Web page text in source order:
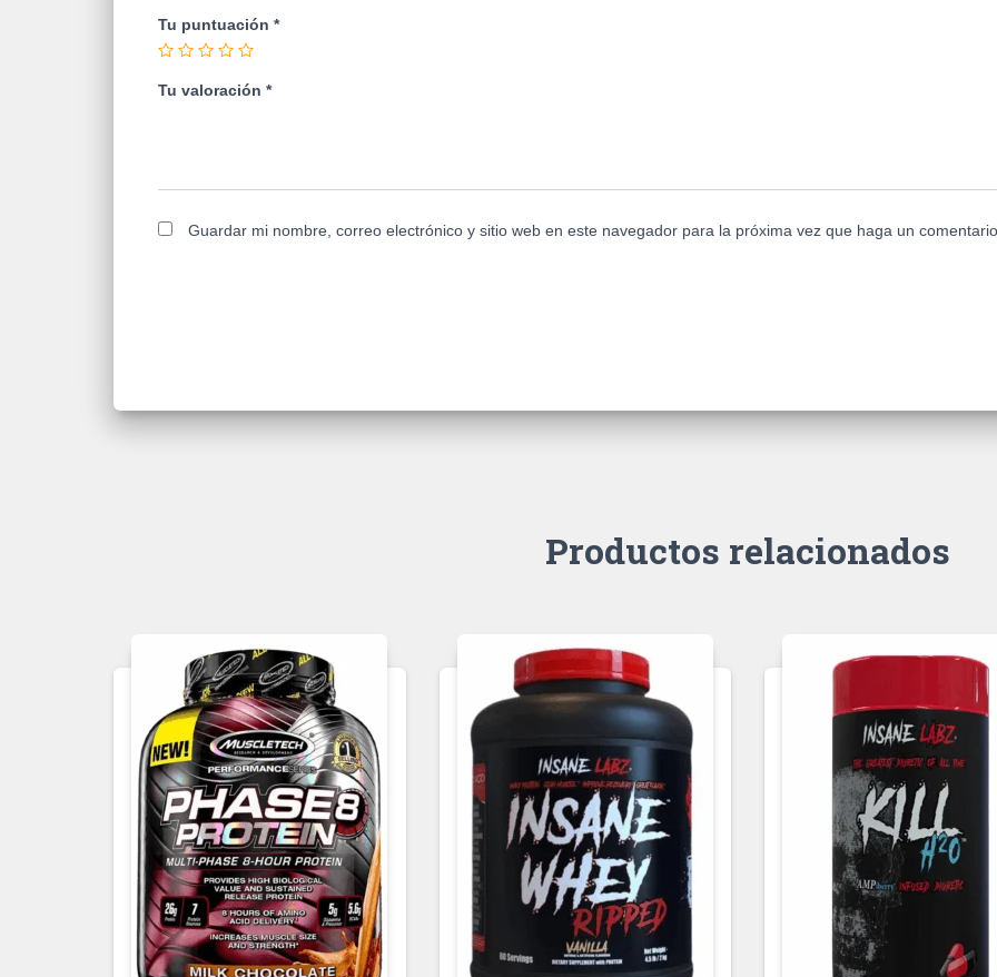
Tu puntuación *
Tu valoración *
Guardar mi nombre, correo electrónico y sitio web en este navegador para la próxima vez que haga un
Productos relacionados